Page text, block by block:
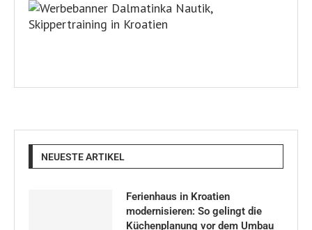
NEUESTE ARTIKEL
Ferienhaus in Kroatien
modernisieren: So gelingt die
Küchenplanung vor dem Umbau